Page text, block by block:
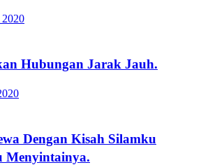
2020
Hubungan Jarak Jauh.
Dengan Kisah Silamku
Menyintainya.